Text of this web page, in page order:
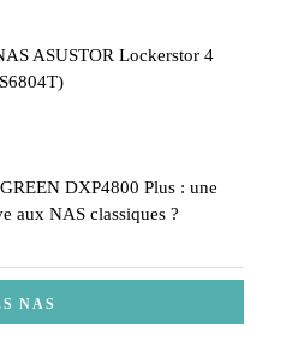
ASUSTOR Lockerstor 4
DXP4800 Plus : une
aux NAS classiques ?
NAS